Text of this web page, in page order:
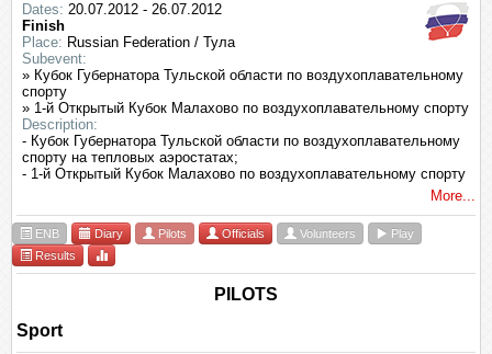
Dates: 20.07.2012 - 26.07.2012
Finish
Place: Russian Federation / Тула
Subevent:
» Кубок Губернатора Тульской области по воздухоплавательному
спорту
» 1-й Открытый Кубок Малахово по воздухоплавательному спорту
Description:
- Кубок Губернатора Тульской области по воздухоплавательному
спорту на тепловых аэростатах;
- 1-й Открытый Кубок Малахово по воздухоплавательному спорту
More...
ENB Diary Pilots Officials Volunteers
Play
Results
PILOTS
Sport